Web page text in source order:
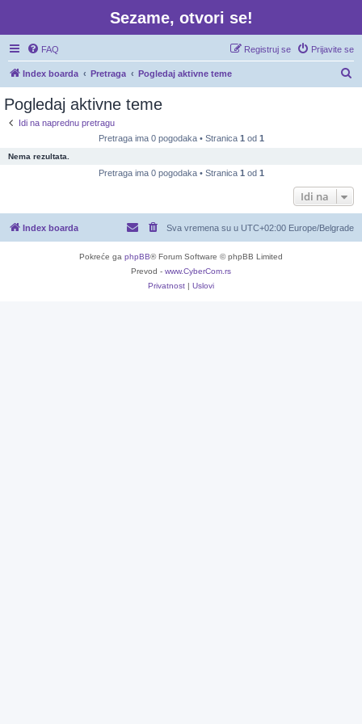
Sezame, otvori se!
FAQ Prijavite se
Registruj se
Index boarda Pretraga Pogledaj aktivne teme
g
Pogledaj aktivne teme
Idi na naprednu pretragu
Pretraga ima 0 pogodaka • Stranica 1 od 1
Nema rezultata.
Pretraga ima 0 pogodaka • Stranica 1 od 1
Idi na
Index boarda Sva vremena su u UTC+02:00 Europe/Belgrade
Pokreće ga phpBB® Forum Software © phpBB Limited
Prevod - www.CyberCom.rs
Privatnost | Uslovi